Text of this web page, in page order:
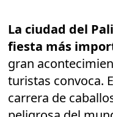
La ciudad del
fiesta más
gran
turistas convoca.
carrera de